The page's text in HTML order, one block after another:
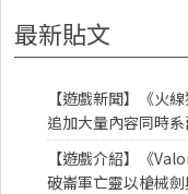
最新貼文
【遊戲新聞】《火
追加大量內容同時
【遊戲介紹】《
破崙軍亡靈以槍械